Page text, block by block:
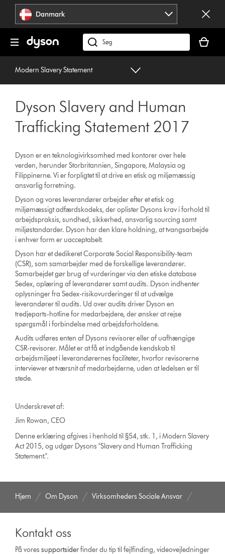
Spring
navigation
Danmark
Søg
på
dyson.dk
er
tom
Modern Slavery Statement
Dyson Slavery and Human
Trafficking Statement 2017
Dyson er en teknologivirksomhed med kontorer over hele
verden, herunder Storbritannien, Singapore, Malaysia og
Filippinerne. Vi er forpligtet til at drive en etisk og miljømæssig
ansvarlig forretning.
Dyson og vores leverandører arbejder efter et etisk og
miljømæssigt adfærdskodeks, der oplister Dysons krav i forhold til
arbejdspraksis, sundhed, sikkerhed, ansvarlig sourcing samt
miljøstandarder. Dyson har den klare holdning, at tvangsarbejde
i enhver form er uacceptabelt.
Dyson har et dedikeret Corporate Social Responsibility-team
(CSR), som samarbejder med de forskellige leverandører.
Samarbejdet gør brug af vurderinger via den etiske database
Sedex, oplæring af leverandører samt audits. Dyson indhenter
oplysninger fra Sedex-risikovurderinger til at udvælge
leverandører til audits. Ud over audits driver Dyson en
tredjeparts-hotline for medarbejdere, der ønsker at rejse
spørgsmål i forbindelse med arbejdsforholdene.
Audits udføres enten af Dysons revisorer eller af uafhængige
CSR-revisorer. Målet er at få et indgående kendskab til
arbejdsmiljøet i leverandørernes faciliteter, hvorfor revisorerne
interviewer et tværsnit af medarbejderne, uden at ledelsen er til
stede.
Underskrevet af:
Jim Rowan, CEO
Denne erklæring afgives i henhold til §54, stk. 1, i Modern Slavery
Act 2015, og udgør Dysons "Slavery and Human Trafficking
Statement.".
Hjem Om Dyson Virksomheders Sociale Ansvar
Kontakt oss
På voressupport­siderfinder du tip til fejlfinding, video­vejledninger